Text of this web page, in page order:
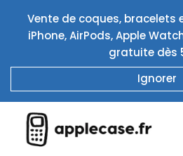
contenu
Vente de coques, bracelets
iPhone, AirPods, Apple
gratuite dès
Ignorer